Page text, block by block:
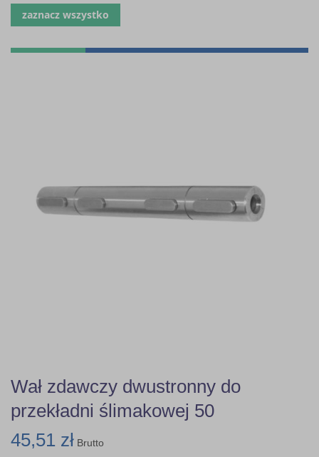
zaznacz wszystko
Wał zdawczy dwustronny do
przekładni ślimakowej 50
45,51 zł Brutto